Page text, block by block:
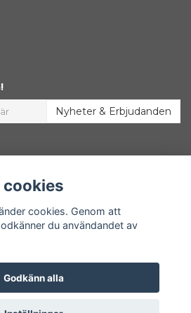
Nyheter & Erbjudanden
marknadsförare. Här inne i shoppen säljer
väl beprövade favoriter som jag själv väljer
Skaparbubblan i sin
till kunskap och inspiration för dig som
cookies
cookies. Genom att
du användandet av
Godkänn alla